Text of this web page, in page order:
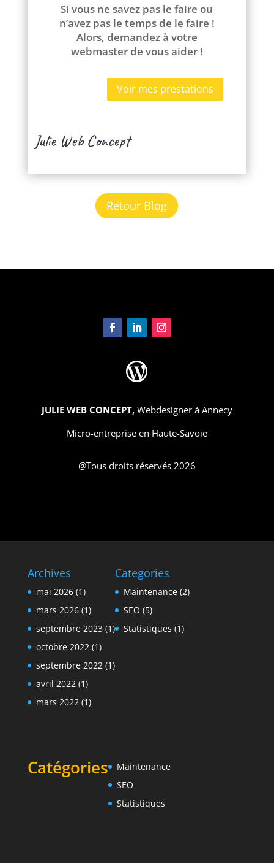
Si vous ne savez pas le faire ou
n’avez pas le temps de le faire !
Alors, demandez à votre
webmaster de vous aider !
Voir mes prestations
Julie Web Concept
Retour Blog

JULIE WEB CONCEPT, Webdesigner à Annecy
Micro-entreprise en Haute-Savoie
@Tous droits réservés 2026
Archives
mai 2026(1)
mars 2026(1)
septembre 2023 (1)
octobre 2022(1)
septembre 2022(1)
avril 2022(1)
mars 2022(1)
Categories
Maintenance(2)
SEO (5)
Statistiques (1)
Catégories
Maintenance
SEO
Statistiques